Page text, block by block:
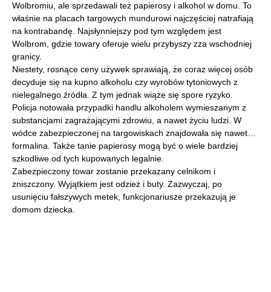
Wolbromiu, ale sprzedawali też papierosy i alkohol w domu. To
właśnie na placach targowych mundurowi najczęściej natrafiają
na kontrabandę. Najsłynniejszy pod tym względem jest
Wolbrom, gdzie towary oferuje wielu przybyszy zza wschodniej
granicy.
Niestety, rosnące ceny używek sprawiają, że coraz więcej osób
decyduje się na kupno alkoholu czy wyrobów tytoniowych z
nielegalnego źródła. Z tym jednak wiąże się spore ryzyko.
Policja notowała przypadki handlu alkoholem wymieszanym z
substancjami zagrażającymi zdrowiu, a nawet życiu ludzi. W
wódce zabezpieczonej na targowiskach znajdowała się nawet…
formalina. Także tanie papierosy mogą być o wiele bardziej
szkodliwe od tych kupowanych legalnie.
Zabezpieczony towar zostanie przekazany celnikom i
zniszczony. Wyjątkiem jest odzież i buty. Zazwyczaj, po
usunięciu fałszywych metek, funkcjonariusze przekazują je
domom dziecka.